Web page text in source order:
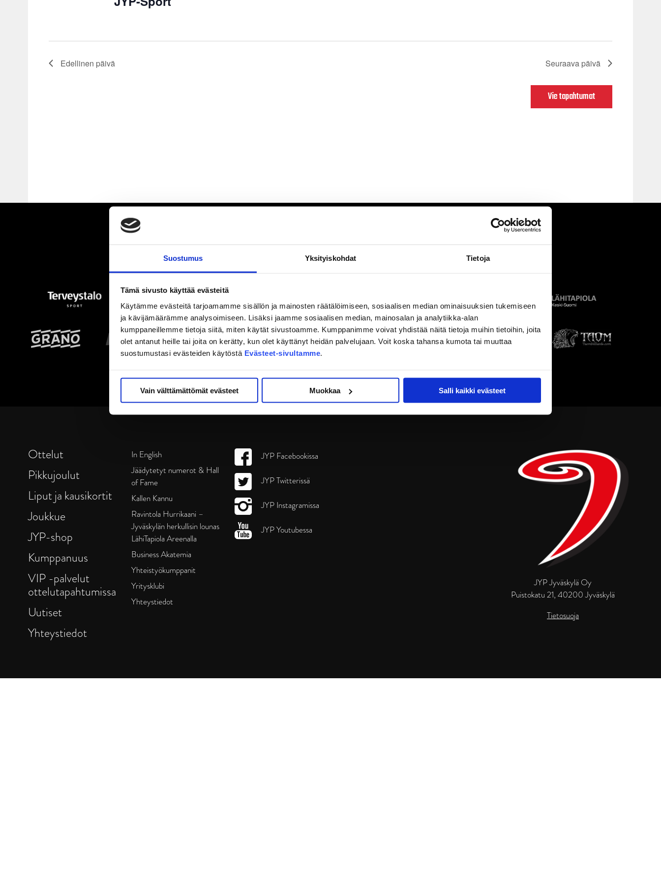
Suostumus Yksityiskohdat Tietoja
Tämä sivusto käyttää evästeitä
Käytämme evästeitä tarjoamamme sisällön ja mainosten räätälöimiseen, sosiaalisen median ominaisuuksien tukemiseen
ja kävijämäärämme analysoimiseen. Lisäksi jaamme sosiaalisen median, mainosalan ja analytiikka-alan
kumppaneillemme tietoja siitä, miten käytät sivustoamme. Kumppanimme voivat yhdistää näitä tietoja muihin tietoihin, joita
olet antanut heille tai joita on kerätty, kun olet käyttänyt heidän palvelujaan. Voit koska tahansa kumota tai muuttaa
suostumustasi evästeiden käytöstä Evästeet-sivultamme.
Vain välttämättömät evästeet Muokkaa Salli kaikki evästeet
Edellinen päivä Seuraava päivä
Vie tapahtumat
JYP Jyväskylä Oy
Puistokatu 21, 40200 Jyväskylä
Tietosuoja
Ottelut
Pikkujoulut
Liput ja kausikortit
Joukkue
JYP-shop
Kumppanuus
VIP -palvelut
ottelutapahtumissa
Uutiset
Yhteystiedot
In English
Jäädytetyt numerot & Hall
of Fame
Kallen Kannu
Ravintola Hurrikaani –
Jyväskylän herkullisin lounas
LähiTapiola Areenalla
Business Akatemia
Yhteistyökumppanit
Yritysklubi
Yhteystiedot
JYP Facebookissa
JYP Twitterissä
JYP Instagramissa
JYP Youtubessa